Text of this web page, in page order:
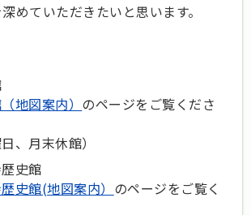
めていただきたいと思います。
地図案内） のページをご覧くださ
、月末休館）
史館
史館(地図案内） のページをご覧く